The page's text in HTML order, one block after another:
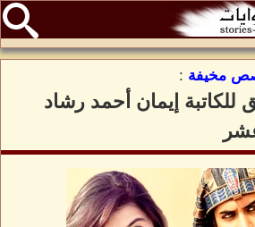
مخيفة :
للكاتبة إيمان أحمد رشاد